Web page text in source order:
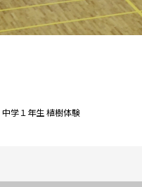
中学１年生 植樹体験